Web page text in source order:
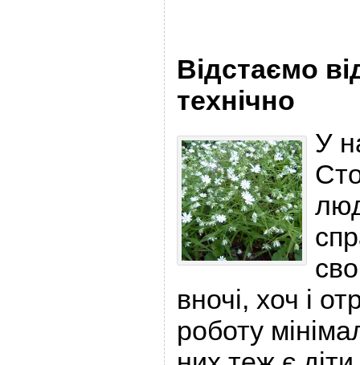
Відстаємо
технічно
У
вночі, хоч і
роботу